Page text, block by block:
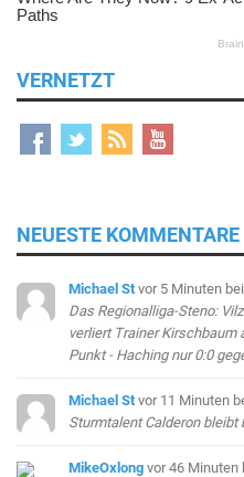
VERNETZT
NEUESTE KOMMENTARE
Michael St vor 5 Minuten bei
Das Regionalliga-Steno:
verliert Trainer Kirschbaum
Punkt - Haching nur 0:0
Michael St vor 11 Minuten
Sturmtalent Calderon bleibt
MikeOxlong vor 46 Minuten